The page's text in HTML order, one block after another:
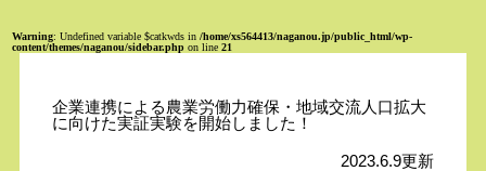
Warning: Undefined variable $catkwds in/home/xs564413/naganou.jp/public_html/wp-
content/themes/naganou/sidebar.php on line21
企業連携による農業労働力確保・地域交流人口拡大
に向けた実証実験を開始しました！
2023.6.9更新